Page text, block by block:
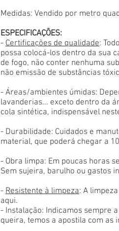
Medidas: Vendido por metro
ESPECIFICAÇÕES:
- Certificações de qualidade:
possa colocá-los dentro da sua
de fogo, não conter nenhuma
não emissão de substâncias
- Áreas/ambientes úmidas:
lavanderias... exceto dentro da
cola sintética, indispensável
- Durabilidade: Cuidados e
material, que poderá chegar a
- Obra limpa: Em poucas horas
Sem sujeira, barulho ou gastos
- Resistente à limpeza: A
aqui.
- Instalação: Indicamos sempre
queira, temos a apostila com as